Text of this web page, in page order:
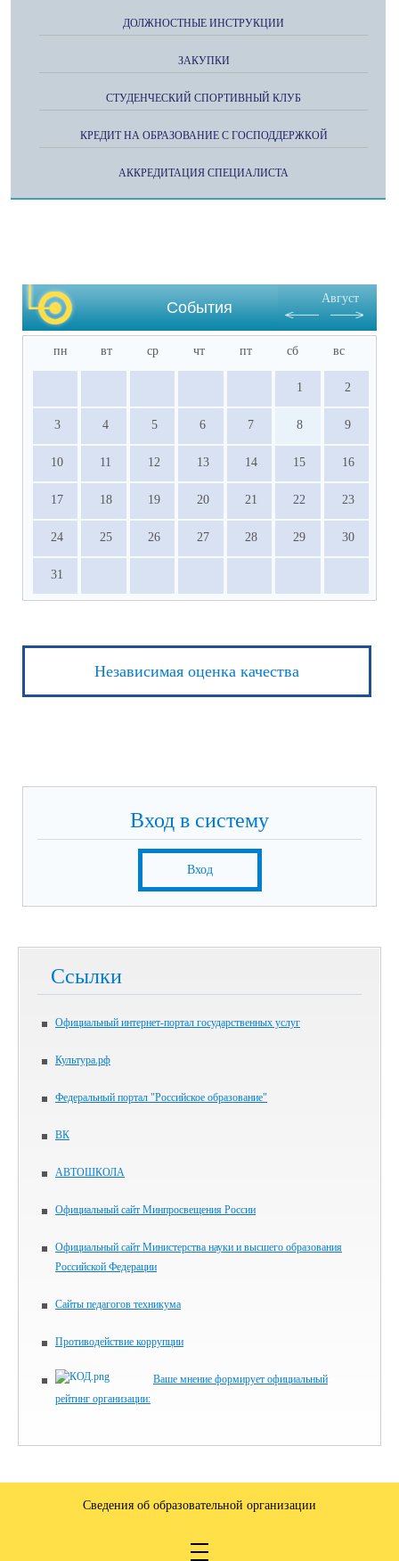
ДОЛЖНОСТНЫЕ ИНСТРУКЦИИ
ЗАКУПКИ
СТУДЕНЧЕСКИЙ СПОРТИВНЫЙ КЛУБ
КРЕДИТ НА ОБРАЗОВАНИЕ С ГОСПОДДЕРЖКОЙ
АККРЕДИТАЦИЯ СПЕЦИАЛИСТА
События
Август
пн вт ср чт пт сб вс
1 2
3 4 5 6 7 8 9
10 11 12 13 14 15 16
17 18 19 20 21 22 23
24 25 26 27 28 29 30
31
Независимая оценка качества
Вход в систему
Вход
Ссылки
Официальный интернет-портал государственных услуг
Культура.рф
Федеральный портал "Российское образование"
ВК
АВТОШКОЛА
Официальный сайт Минпросвещения России
Официальный сайт Министерства науки и высшего образования
Российской Федерации
Сайты педагогов техникума
Противодействие коррупции
Ваше мнение формирует официальный
рейтинг организации:
Сведения об образовательной организации